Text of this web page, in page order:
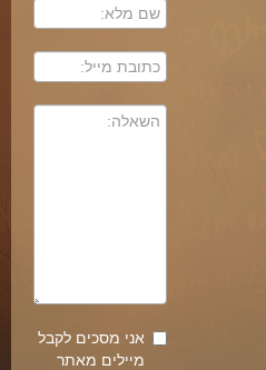
אני מסכים לקבל
מיילים מאתר